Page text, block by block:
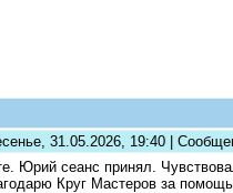
31.05.2026, 19:40 |
Юрий сеанс принял.
Круг Мастеров за